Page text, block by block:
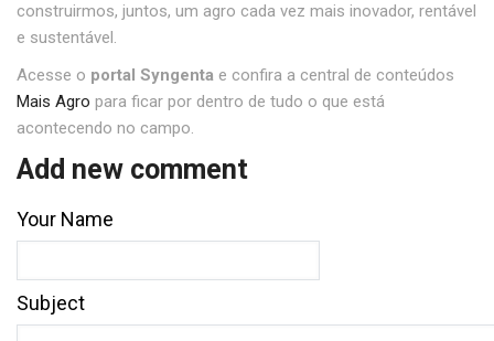
construirmos, juntos, um agro cada vez mais inovador, rentável
e sustentável.
Acesse o portal Syngenta e confira a central de conteúdos
Mais Agro para ficar por dentro de tudo o que está
acontecendo no campo.
Add new comment
Your Name
Subject